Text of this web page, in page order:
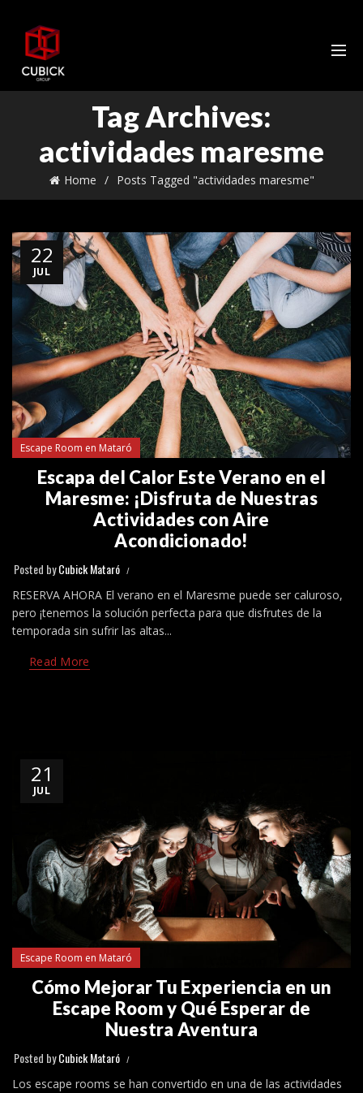
Tag Archives:
actividades maresme
Home Posts Tagged "actividades maresme"
22
JUL
Escape Room en Mataró
Escapa del Calor Este Verano en el
Maresme: ¡Disfruta de Nuestras
Actividades con Aire
Acondicionado!
Posted byCubick Mataró
RESERVA AHORA El verano en el Maresme puede ser caluroso,
pero ¡tenemos la solución perfecta para que disfrutes de la
temporada sin sufrir las altas...
Read More
21
JUL
Escape Room en Mataró
Cómo Mejorar Tu Experiencia en un
Escape Room y Qué Esperar de
Nuestra Aventura
Posted byCubick Mataró
Los escape rooms se han convertido en una de las actividades